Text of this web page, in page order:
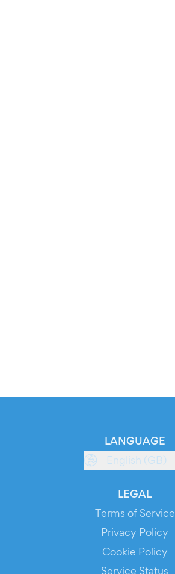
LANGUAGE
English (GB)
LEGAL
Terms of Service
Privacy Policy
Cookie Policy
Service Status